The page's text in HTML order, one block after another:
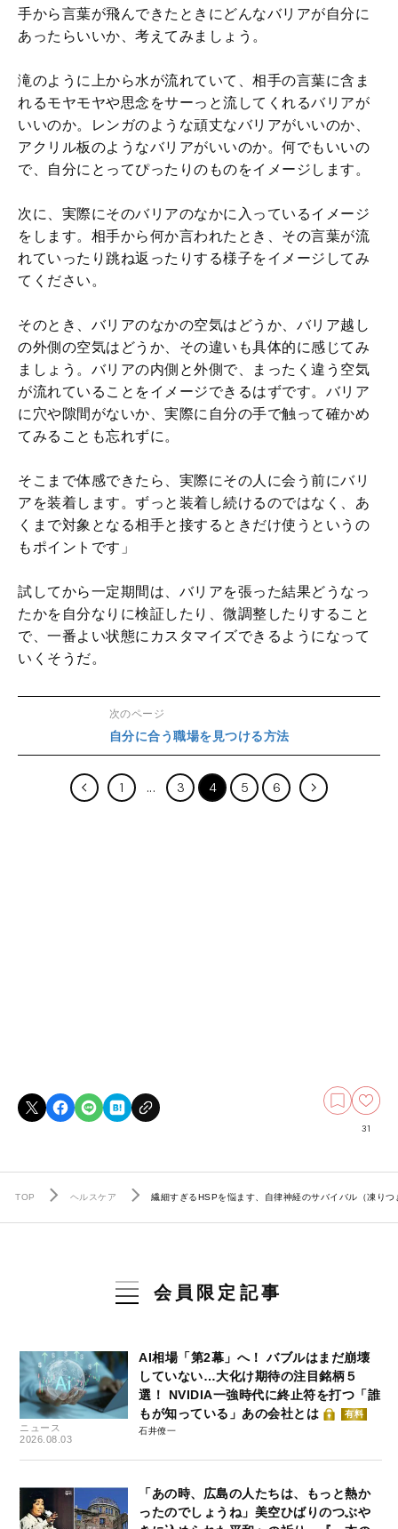
手から言葉が飛んできたときにどんなバリアが自分に
あったらいいか、考えてみましょう。
滝のように上から水が流れていて、相手の言葉に含ま
れるモヤモヤや思念をサーっと流してくれるバリアが
いいのか。レンガのような頑丈なバリアがいいのか、
アクリル板のようなバリアがいいのか。何でもいいの
で、自分にとってぴったりのものをイメージします。
次に、実際にそのバリアのなかに入っているイメージ
をします。相手から何か言われたとき、その言葉が流
れていったり跳ね返ったりする様子をイメージしてみ
てください。
そのとき、バリアのなかの空気はどうか、バリア越し
の外側の空気はどうか、その違いも具体的に感じてみ
ましょう。バリアの内側と外側で、まったく違う空気
が流れていることをイメージできるはずです。バリア
に穴や隙間がないか、実際に自分の手で触って確かめ
てみることも忘れずに。
そこまで体感できたら、実際にその人に会う前にバリ
アを装着します。ずっと装着し続けるのではなく、あ
くまで対象となる相手と接するときだけ使うというの
もポイントです」
試してから一定期間は、バリアを張った結果どうなっ
たかを自分なりに検証したり、微調整したりすること
で、一番よい状態にカスタマイズできるようになって
いくそうだ。
次のページ
自分に合う職場を見つける方法
1 3 4 5 6
31
TOP ヘルスケア 繊細すぎるHSPを悩ます、自律神経のサバイバル（凍りつ
会員限定記事
ニュース
2026.08.03
AI相場「第2幕」へ！ バブルはまだ崩壊
していない…大化け期待の注目銘柄５
選！ NVIDIA一強時代に終止符を打つ「誰
もが知っている」あの会社とは
有料
石井僚一
「あの時、広島の人たちは、もっと熱か
ったのでしょうね」美空ひばりのつぶや